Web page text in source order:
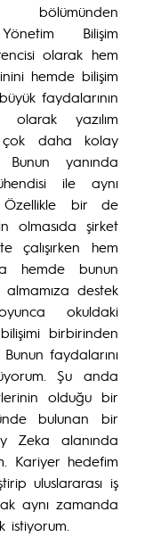
bölümünden
Bilişim
olarak hem
hemde bilişim
faydalarının
olarak yazılım
çok daha kolay
yanında
ile aynı
Özellikle bir de
olmasıda şirket
çalışırken hem
hemde bunun
destek
okuldaki
birbirinden
faydalarını
Şu anda
olduğu bir
bulunan bir
Zeka alanında
Kariyer hedefim
uluslararası iş
aynı zamanda
istiyorum.